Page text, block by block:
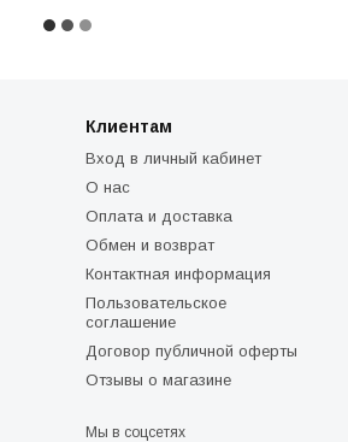
Клиентам
Вход в личный кабинет
О нас
Оплата и доставка
Обмен и возврат
Контактная информация
Пользовательское
соглашение
Договор публичной оферты
Отзывы о магазине
Мы в соцсетях